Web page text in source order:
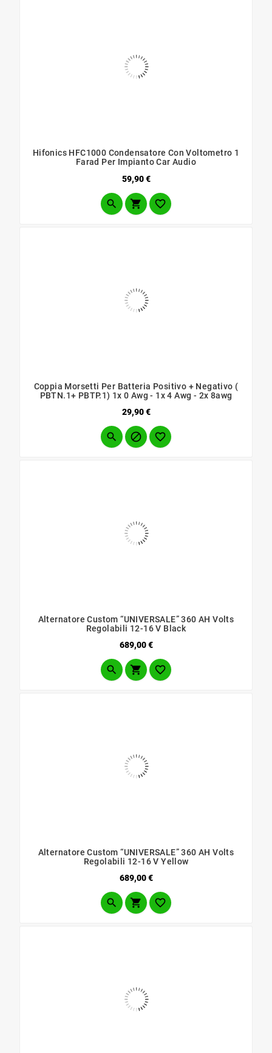
Hifonics HFC1000 Condensatore Con Voltometro 1
Farad Per Impianto Car Audio
59,90 €Prezzo
  
Coppia Morsetti Per Batteria Positivo + Negativo (
PBTN.1+ PBTP.1) 1x 0 Awg - 1x 4 Awg - 2x 8awg
29,90 €Prezzo
  
Alternatore Custom “UNIVERSALE” 360 AH Volts
Regolabili 12-16 V Black
689,00 €Prezzo
  
Alternatore Custom “UNIVERSALE” 360 AH Volts
Regolabili 12-16 V Yellow
689,00 €Prezzo
  